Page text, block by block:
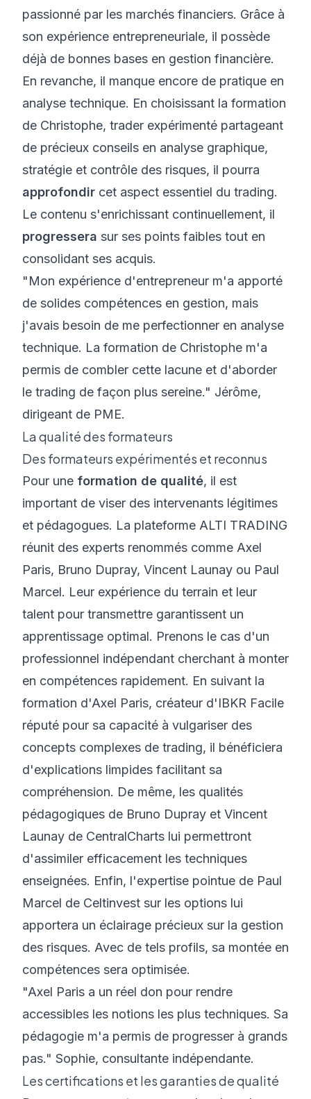
passionné par les marchés financiers. Grâce à
son expérience entrepreneuriale, il possède
déjà de bonnes bases en gestion financière.
En revanche, il manque encore de pratique en
analyse technique. En choisissant la formation
de Christophe, trader expérimenté partageant
de précieux conseils en analyse graphique,
stratégie et contrôle des risques, il pourra
approfondir cet aspect essentiel du trading.
Le contenu s'enrichissant continuellement, il
progressera sur ses points faibles tout en
consolidant ses acquis.
"Mon expérience d'entrepreneur m'a apporté
de solides compétences en gestion, mais
j'avais besoin de me perfectionner en analyse
technique. La formation de Christophe m'a
permis de combler cette lacune et d'aborder
le trading de façon plus sereine." Jérôme,
dirigeant de PME.
La qualité des formateurs
Des formateurs expérimentés et reconnus
Pour une formation de qualité, il est
important de viser des intervenants légitimes
et pédagogues. La plateforme ALTI TRADING
réunit des experts renommés comme Axel
Paris, Bruno Dupray, Vincent Launay ou Paul
Marcel. Leur expérience du terrain et leur
talent pour transmettre garantissent un
apprentissage optimal. Prenons le cas d'un
professionnel indépendant cherchant à monter
en compétences rapidement. En suivant la
formation d'Axel Paris, créateur d'IBKR Facile
réputé pour sa capacité à vulgariser des
concepts complexes de trading, il bénéficiera
d'explications limpides facilitant sa
compréhension. De même, les qualités
pédagogiques de Bruno Dupray et Vincent
Launay de CentralCharts lui permettront
d'assimiler efficacement les techniques
enseignées. Enfin, l'expertise pointue de Paul
Marcel de Celtinvest sur les options lui
apportera un éclairage précieux sur la gestion
des risques. Avec de tels profils, sa montée en
compétences sera optimisée.
"Axel Paris a un réel don pour rendre
accessibles les notions les plus techniques. Sa
pédagogie m'a permis de progresser à grands
pas." Sophie, consultante indépendante.
Les certifications et les garanties de qualité